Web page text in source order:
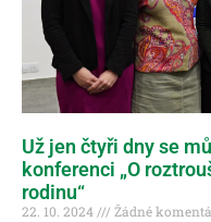
Už jen čtyři dny se
konferenci „O
rodinu“
22. 10. 2024 Žádné